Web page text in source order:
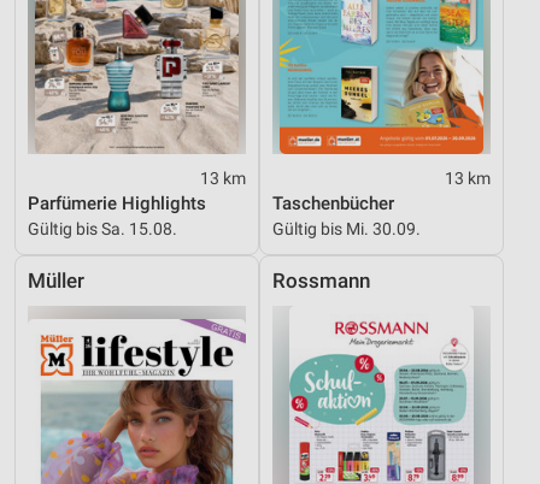
13 km
Parfümerie Highlights
Gültig bis Sa. 15.08.
13 km
Taschenbücher
Gültig bis Mi. 30.09.
Müller Rossmann
IAB-Besonderheiten:
Verwendung genauer Standortdaten
Geräte anhand von aktiv angeforderten
Informationen identifizieren
Nicht-IAB-Verarbeitungszwecke:
Notwendig
Performance
Funktional
Werbung